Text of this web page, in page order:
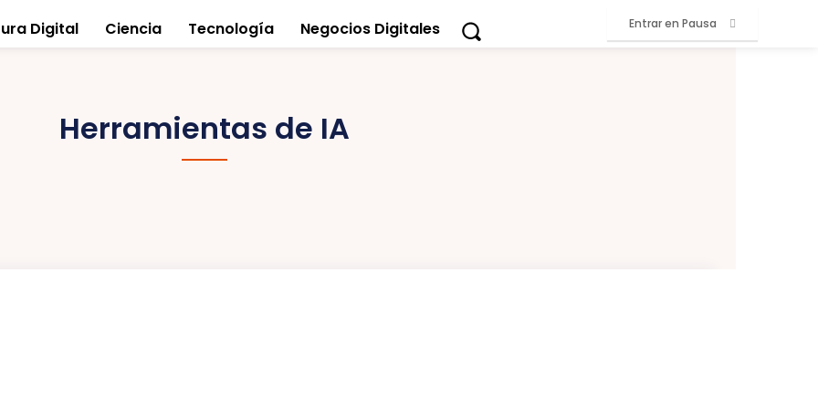
Digital Ciencia Tecnología Negocios Digitales Entrar en Pausa
Herramientas de IA